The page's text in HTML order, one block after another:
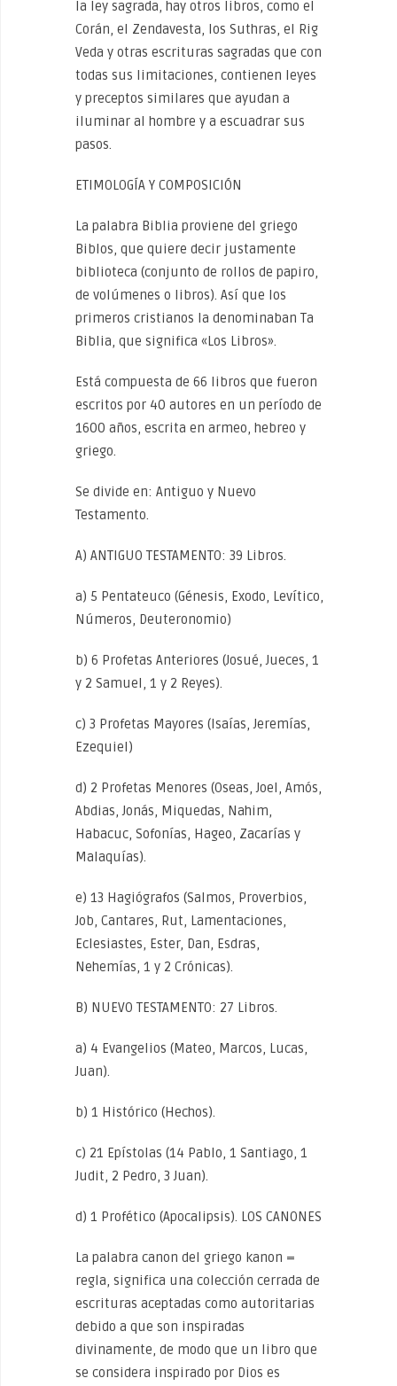
la ley sagrada, hay otros libros, como el
Corán, el Zendavesta, los Suthras, el Rig
Veda y otras escrituras sagradas que con
todas sus limitaciones, contienen leyes
y preceptos similares que ayudan a
iluminar al hombre y a escuadrar sus
pasos.
ETIMOLOGÍA Y COMPOSICIÓN
La palabra Biblia proviene del griego
Biblos, que quiere decir justamente
biblioteca (conjunto de rollos de papiro,
de volúmenes o libros). Así que los
primeros cristianos la denominaban Ta
Biblia, que significa «Los Libros».
Está compuesta de 66 libros que fueron
escritos por 40 autores en un período de
1600 años, escrita en armeo, hebreo y
griego.
Se divide en: Antiguo y Nuevo
Testamento.
A) ANTIGUO TESTAMENTO: 39 Libros.
a) 5 Pentateuco (Génesis, Exodo, Levítico,
Números, Deuteronomio)
b) 6 Profetas Anteriores (Josué, Jueces, 1
y 2 Samuel, 1 y 2 Reyes).
c) 3 Profetas Mayores (Isaías, Jeremías,
Ezequiel)
d) 2 Profetas Menores (Oseas, Joel, Amós,
Abdias, Jonás, Miquedas, Nahim,
Habacuc, Sofonías, Hageo, Zacarías y
Malaquías).
e) 13 Hagiógrafos (Salmos, Proverbios,
Job, Cantares, Rut, Lamentaciones,
Eclesiastes, Ester, Dan, Esdras,
Nehemías, 1 y 2 Crónicas).
B) NUEVO TESTAMENTO: 27 Libros.
a) 4 Evangelios (Mateo, Marcos, Lucas,
Juan).
b) 1 Histórico (Hechos).
c) 21 Epístolas (14 Pablo, 1 Santiago, 1
Judit, 2 Pedro, 3 Juan).
d) 1 Profético (Apocalipsis). LOS CANONES
La palabra canon del griego kanon =
regla, significa una colección cerrada de
escrituras aceptadas como autoritarias
debido a que son inspiradas
divinamente, de modo que un libro que
se considera inspirado por Dios es